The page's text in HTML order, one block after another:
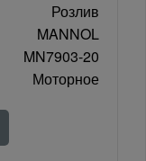
Розлив
MANNOL
MN7903-20
Моторное